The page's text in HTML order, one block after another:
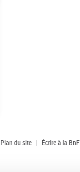
Plan du site | Écrire à la BnF